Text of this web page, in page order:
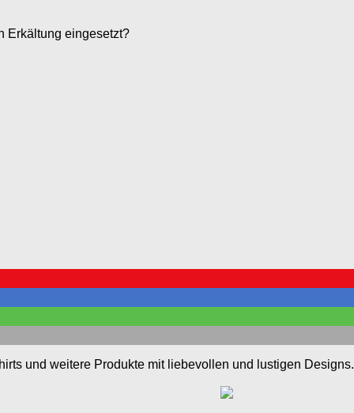
Erkältung eingesetzt?
und weitere Produkte mit liebevollen und lustigen Designs.